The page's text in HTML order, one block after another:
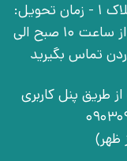
فروردین و خ فخر رازی)، بن‌بست اوّل، پلاک 1 - زمان تحویل:
شنبه تا چهارشنبه به جز روزهای تعطیل از ساعت 10 صبح الی
از طریق پنل کاربری